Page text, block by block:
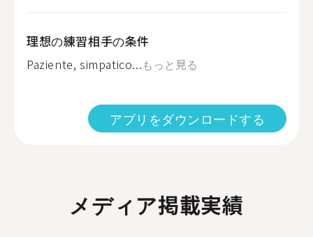
理想の練習相手の条件
Paziente, simpatico...もっと見る
アプリをダウンロードする
メディア掲載実績